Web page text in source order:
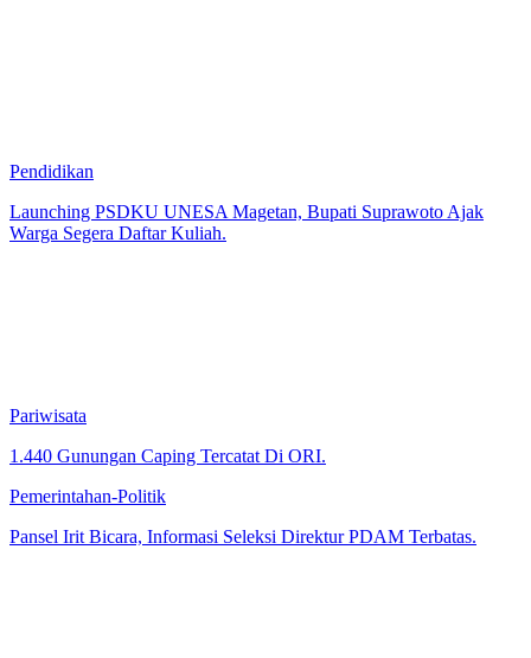
Pendidikan
Launching PSDKU UNESA Magetan, Bupati Suprawoto Ajak
Warga Segera Daftar Kuliah.
Pariwisata
1.440 Gunungan Caping Tercatat Di ORI.
Pemerintahan-Politik
Pansel Irit Bicara, Informasi Seleksi Direktur PDAM Terbatas.